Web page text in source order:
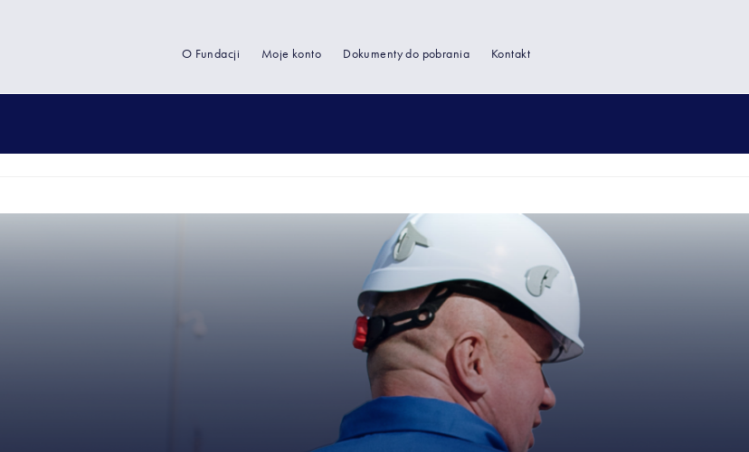
O Fundacji Moje konto Dokumenty do pobrania Kontakt